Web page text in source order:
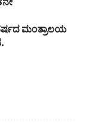
ಮಂತ್ರಾಲಯ